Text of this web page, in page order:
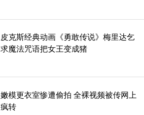
皮克斯经典动画《勇敢传说》梅里达乞
求魔法咒语把女王变成猪
嫩模更衣室惨遭偷拍 全裸视频被传网上
疯转